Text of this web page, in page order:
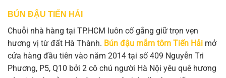
BÚN ĐẬU TIẾN HẢI
Chuỗi nhà hàng tại TP.HCM luôn cố gắng giữ trọn vẹn
hương vị từ đất Hà Thành. Bún đậu mắm tôm Tiến Hải mở
cửa hàng đầu tiên vào năm 2014 tại số 409 Nguyễn Tri
Phương, P5, Q10 bởi 2 cô chú người Hà Nội yêu quê hương